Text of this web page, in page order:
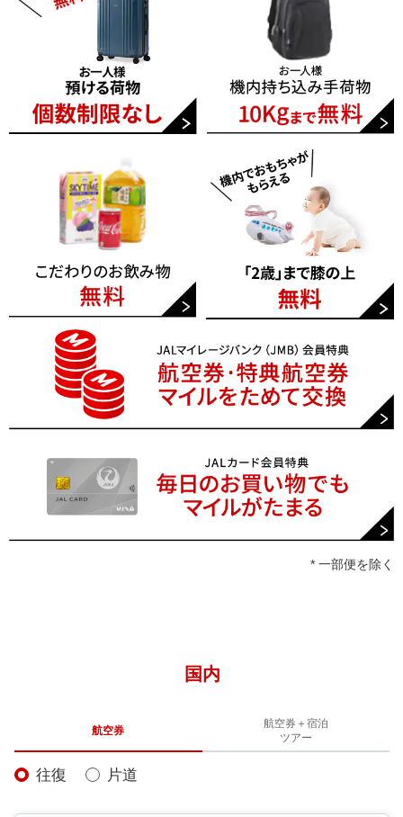
* 一部便を除く
国内
航空券
航空券＋宿泊
ツアー
往復 片道